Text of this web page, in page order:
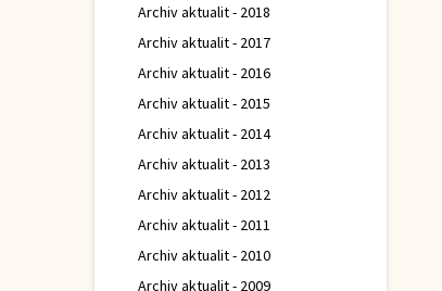
Archiv aktualit - 2018
Archiv aktualit - 2017
Archiv aktualit - 2016
Archiv aktualit - 2015
Archiv aktualit - 2014
Archiv aktualit - 2013
Archiv aktualit - 2012
Archiv aktualit - 2011
Archiv aktualit - 2010
Archiv aktualit - 2009